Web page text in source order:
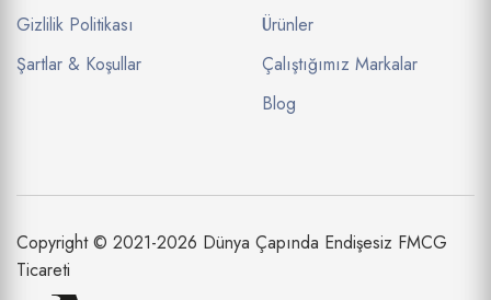
Gizlilik Politikası
Şartlar & Koşullar
Ürünler
Çalıştığımız Markalar
Blog
Copyright © 2021-2026 Dünya Çapında Endişesiz FMCG
Ticareti